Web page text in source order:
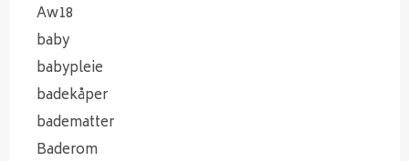
Aw18
baby
babypleie
badekåper
badematter
Baderom